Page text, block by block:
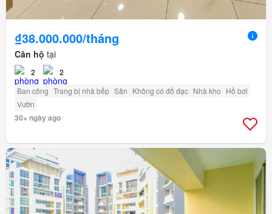
₫38.000.000/tháng
Căn hộ tại
2 2
Ban công Trang bị nhà bếp Sân Không có đồ đạc Nhà kho Hồ bơi
Vườn
30+ ngày ago